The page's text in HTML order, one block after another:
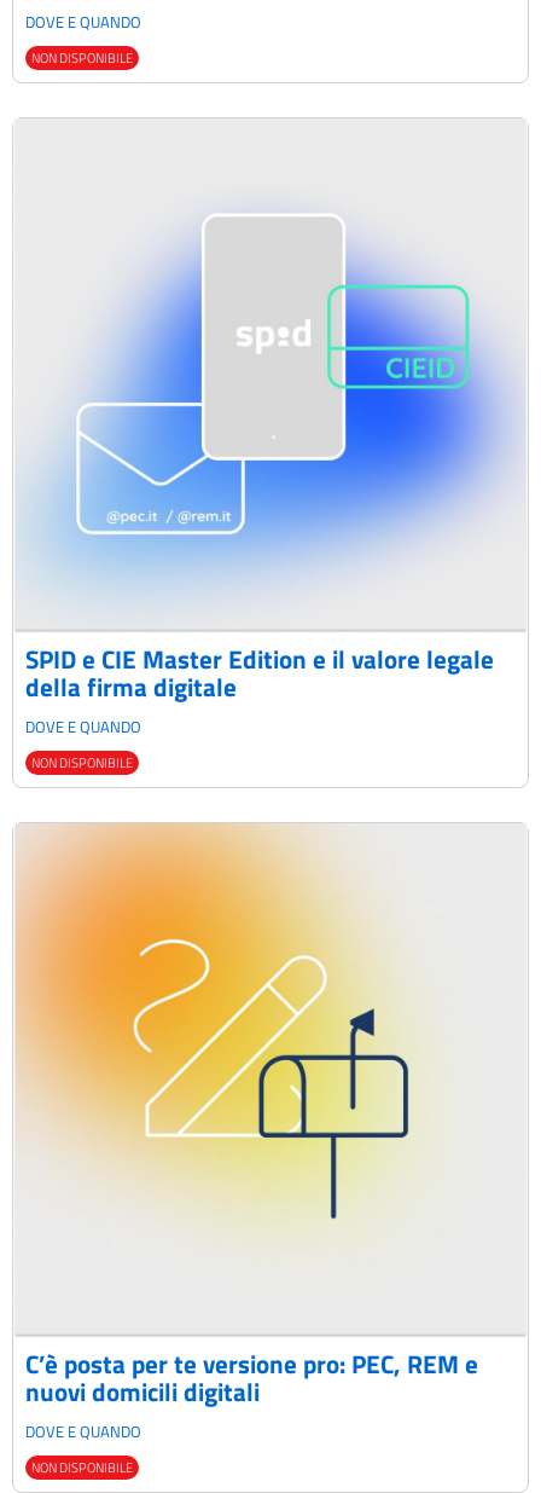
DOVE E QUANDO
NON DISPONIBILE
SPID e CIE Master Edition e il valore legale
della firma digitale
DOVE E QUANDO
NON DISPONIBILE
C’è posta per te versione pro: PEC, REM e
nuovi domicili digitali
DOVE E QUANDO
NON DISPONIBILE